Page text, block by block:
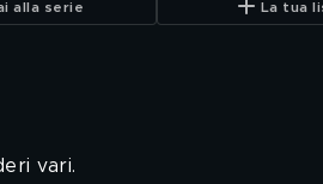
alla serie La tua
vari.